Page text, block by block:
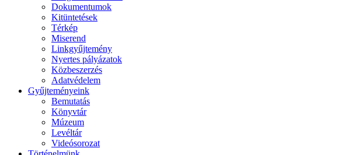
Dokumentumok
Kitüntetések
Térkép
Miserend
Linkgyűjtemény
Nyertes pályázatok
Közbeszerzés
Adatvédelem
Gyűjteményeink
Bemutatás
Könyvtár
Múzeum
Levéltár
Videósorozat